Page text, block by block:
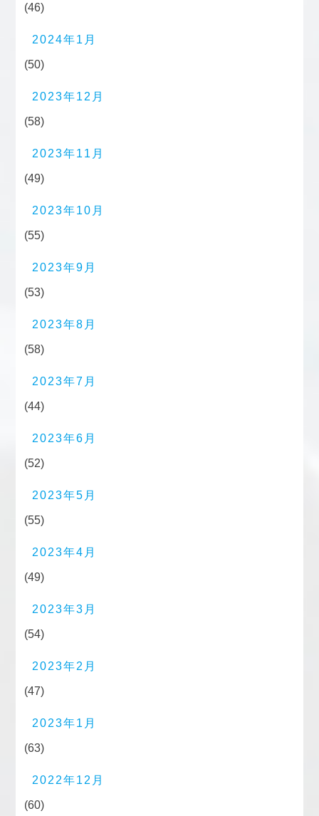
(46)
2024年1月
(50)
2023年12月
(58)
2023年11月
(49)
2023年10月
(55)
2023年9月
(53)
2023年8月
(58)
2023年7月
(44)
2023年6月
(52)
2023年5月
(55)
2023年4月
(49)
2023年3月
(54)
2023年2月
(47)
2023年1月
(63)
2022年12月
(60)